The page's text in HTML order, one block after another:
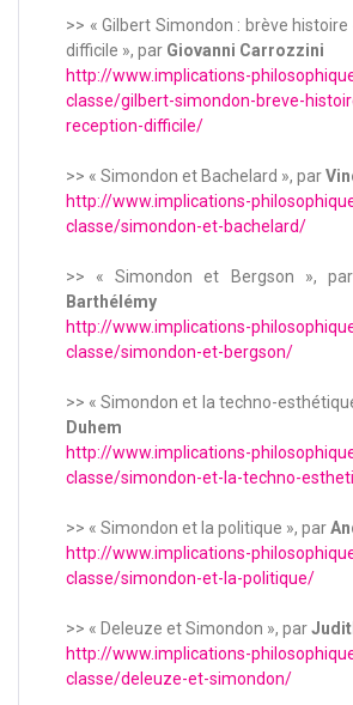
>> « Gilbert Simondon : brève histoire
difficile », par Giovanni Carrozzini
http://www.implications-
classe/gilbert-simondon-breve-
reception-difficile/
>> « Simondon et Bachelard », par
http://www.implications-
classe/simondon-et-bachelard/
>> « Simondon et Bergson », par
Barthélémy
http://www.implications-
classe/simondon-et-bergson/
>> « Simondon et la techno-
Duhem
http://www.implications-
classe/simondon-et-la-techno-
>> « Simondon et la politique », par
http://www.implications-
classe/simondon-et-la-politique/
>> « Deleuze et Simondon », par
http://www.implications-
classe/deleuze-et-simondon/